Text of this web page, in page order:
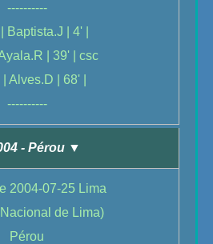
----------
Baptista.J | 4' |
| 39' | csc
Alves.D | 68' |
----------
- Pérou ▼
2004-07-25 Lima
de Lima)
Pérou